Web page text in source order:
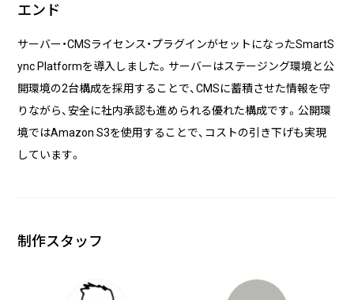
エンド
サーバー・CMSライセンス・プラグインがセットになったSmartS
ync Platformを導入しました。サーバーはステージング環境と公
開環境の2台構成を採用することで、CMSに蓄積させた情報を守
りながら、安全に社内承認も進められる優れた構成です。公開環
境ではAmazon S3を使用することで、コストの引き下げも実現
しています。
制作スタッフ